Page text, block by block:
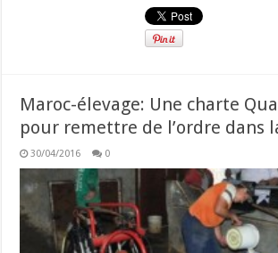
Maroc-élevage: Une charte
pour remettre de l’ordre dans
30/04/2016 0